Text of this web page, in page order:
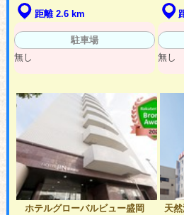
距離 2.6 km
駐車場
無し
無し
ホテルグローバルビュー盛岡
天